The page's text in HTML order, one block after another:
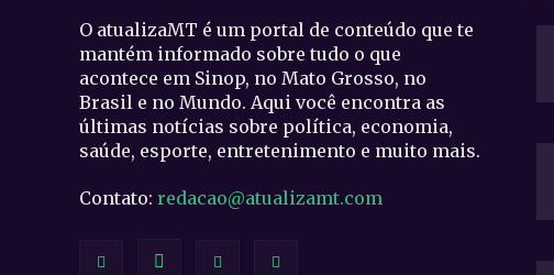
O atualizaMT é um portal de conteúdo que te
mantém informado sobre tudo o que
acontece em Sinop, no Mato Grosso, no
Brasil e no Mundo. Aqui você encontra as
últimas notícias sobre política, economia,
saúde, esporte, entretenimento e muito mais.
Contato: redacao@atualizamt.com